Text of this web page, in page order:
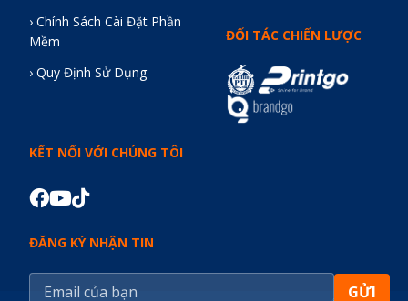
› Chính Sách Cài Đặt Phần
Mềm
› Quy Định Sử Dụng
ĐỐI TÁC CHIẾN LƯỢC
KẾT NỐI VỚI CHÚNG TÔI
ĐĂNG KÝ NHẬN TIN
GỬI